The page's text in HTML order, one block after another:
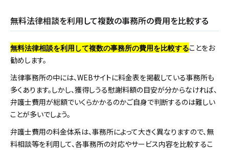
無料法律相談を利用して複数の事務所の費用を比較する
無料法律相談を利用して複数の事務所の費用を比較することをお
勧めします。
法律事務所の中には、WEBサイトに料金表を掲載している事務所も
多くあります。しかし、獲得しうる慰謝料額の目安が分からなければ、
弁護士費用が総額でいくらかかるのかご自身で判断するのは難しい
ことが多いでしょう。
弁護士費用の料金体系は、事務所によって大きく異なりますので、無
料相談等を利用して、各事務所の対応やサービス内容を比較するこ